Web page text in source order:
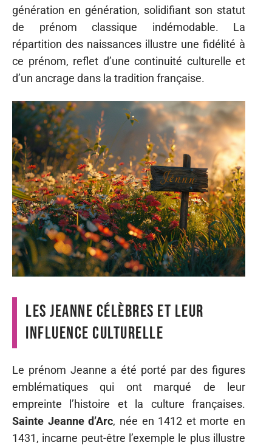
génération en génération, solidifiant son statut
de prénom classique indémodable. La
répartition des naissances illustre une fidélité à
ce prénom, reflet d’une continuité culturelle et
d’un ancrage dans la tradition française.
Les Jeanne célèbres et leur
influence culturelle
Le prénom Jeanne a été porté par des figures
emblématiques qui ont marqué de leur
empreinte l’histoire et la culture françaises.
Sainte Jeanne d’Arc, née en 1412 et morte en
1431, incarne peut-être l’exemple le plus illustre